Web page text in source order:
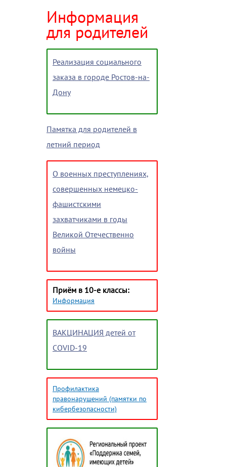
Информация
для родителей
Реализация социального
заказа в городе Ростов-на-
Дону
Памятка для родителей в
летний период
О военных преступлениях,
совершенных немецко-
фашистскими
захватчиками в годы
Великой Отечественно
войны
Приём в 10-е классы:
Информация
ВАКЦИНАЦИЯ детей от
COVID-19
Профилактика
правонарушений (памятки по
кибербезопасности)